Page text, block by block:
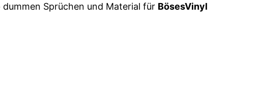
Sprüchen und Material für BösesVinyl